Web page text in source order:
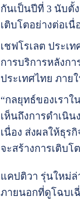
กันเป็นปีที่ 3 นับตั้
เติบโตอย่างต่อเนื่
เชฟโรเลต ประเ
การบริการหลังก
ประเทศไทย ภาย
“กลยุทธ์ของเรา
เห็นถึงการดำเนิ
เนื่อง ส่งผลให้ธุร
จะสร้างการเติบ
แคปติวา รุ่นใหม่ล่
ภายนอกที่ดูโฉบเ